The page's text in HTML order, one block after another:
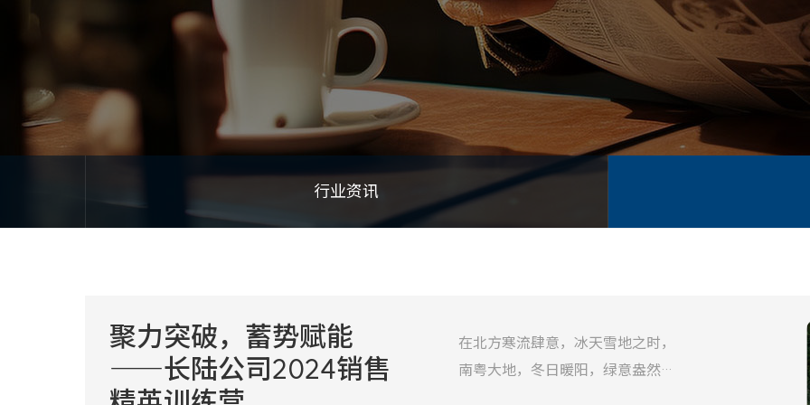
行业资讯
聚力突破，蓄势赋能
——长陆公司2024销售
在北方寒流肆意，冰天雪地之时，
南粤大地，冬日暖阳，绿意盎然。